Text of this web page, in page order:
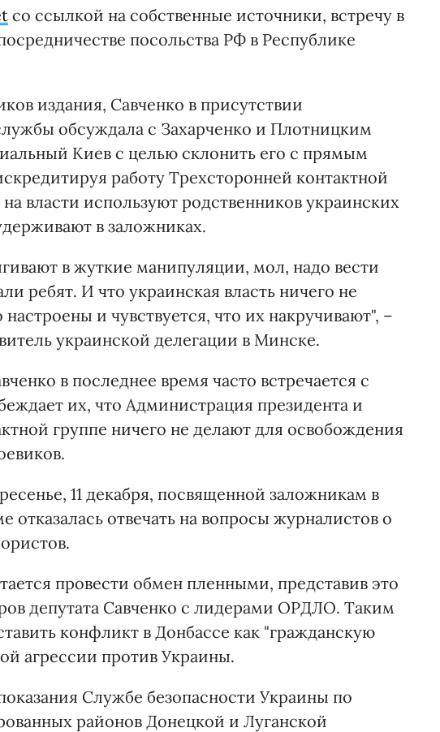
со ссылкой на собственные источники, встречу в
посольства РФ в Республике
издания, Савченко в присутствии
обсуждала с Захарченко и Плотницким
Киев с целью склонить его с прямым
работу Трехсторонней контактной
власти используют родственников украинских
в заложниках.
в жуткие манипуляции, мол, надо вести
ребят. И что украинская власть ничего не
и чувствуется, что их накручивают", –
украинской делегации в Минске.
в последнее время часто встречается с
их, что Администрация президента и
группе ничего не делают для освобождения
11 декабря, посвященной заложникам в
отвечать на вопросы журналистов о
провести обмен пленными, представив это
депутата Савченко с лидерами ОРДЛО. Таким
конфликт в Донбассе как "гражданскую
агрессии против Украины.
Службе безопасности Украины по
районов Донецкой и Луганской